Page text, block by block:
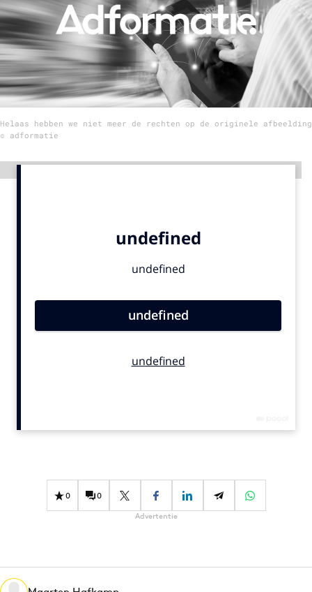
Menu
Home
9 sept: GenAI-training
12 nov: MarketingLive!
Adverteren
Campagnes
Data & Insights
Digital transformation
Interne communicatie
Helaas hebben we niet meer de rechten op de originele afbeelding
© adformatie
0 0
Advertentie